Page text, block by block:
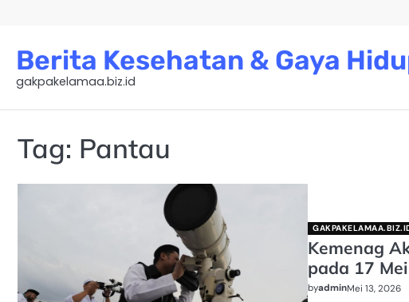
contentBerita Kesehatan & Gaya
gakpakelamaa.biz.id
Tag: Pantau
Kemenag
pada 17
byadminMei 13, 2026